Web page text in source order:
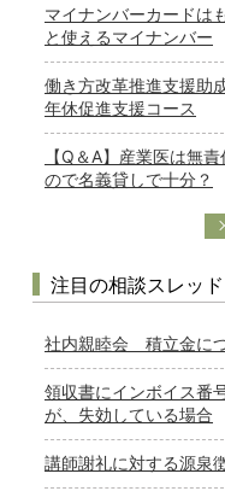
マイナンバーカードは
と使えるマイナンバー
働き方改革推進支援助
年休促進支援コース
【Q＆A】産業医は無
ので名義貸しで十分？
注目の相談スレッド
社内親睦会 積立金に
領収書にインボイス番
が、失効している場合
講師謝礼に対する源泉